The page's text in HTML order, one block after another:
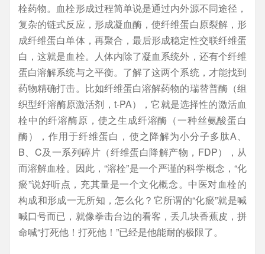
栓药物。血栓形成过程简单说是通过内外源不同途径，
复杂的链式反应，形成凝血酶，使纤维蛋白原裂解，形
成纤维蛋白单体，再聚合，最后形成稳定性交联纤维蛋
白，这就是血栓。人体内除了凝血系统外，还有个纤维
蛋白溶解系统与之平衡。了解了这两个系统，才能找到
药物精确打击。比如纤维蛋白溶解药物的瑞替普酶（组
织型纤溶酶原激活剂，t-PA），它就是选择性的激活血
栓中的纤溶酶原，使之生成纤溶酶（一种丝氨酸蛋白
酶），作用于纤维蛋白，使之降解为小分子多肽A、
B、C及一系列碎片（纤维蛋白降解产物，FDP），从
而溶解血栓。因此，“溶栓”是一个严谨的科学概念，“化
瘀”说好听点，充其量是一个文化概念。中医对血栓的
构成和形成一无所知，怎么化？它所谓的“化瘀”就是喊
喊口号而已，就像拳击台边的看客，丢几块香蕉皮，拼
命喊“打死他！打死他！”已经是他能耐的极限了。